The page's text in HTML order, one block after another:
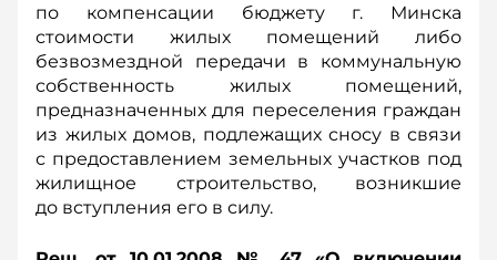
по компенсации бюджету г. Минска
стоимости жилых помещений либо
безвозмездной передачи в коммунальную
собственность жилых помещений,
предназначенных для переселения граждан
из жилых домов, подлежащих сносу в связи
с предоставлением земельных участков под
жилищное строительство, возникшие
до вступления его в силу.